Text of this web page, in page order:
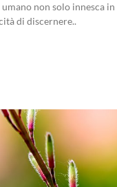
non solo innesca in
di discernere..